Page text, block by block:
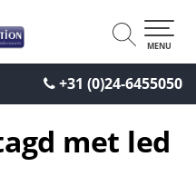
+31 (0)24-6455050
MENU
met led